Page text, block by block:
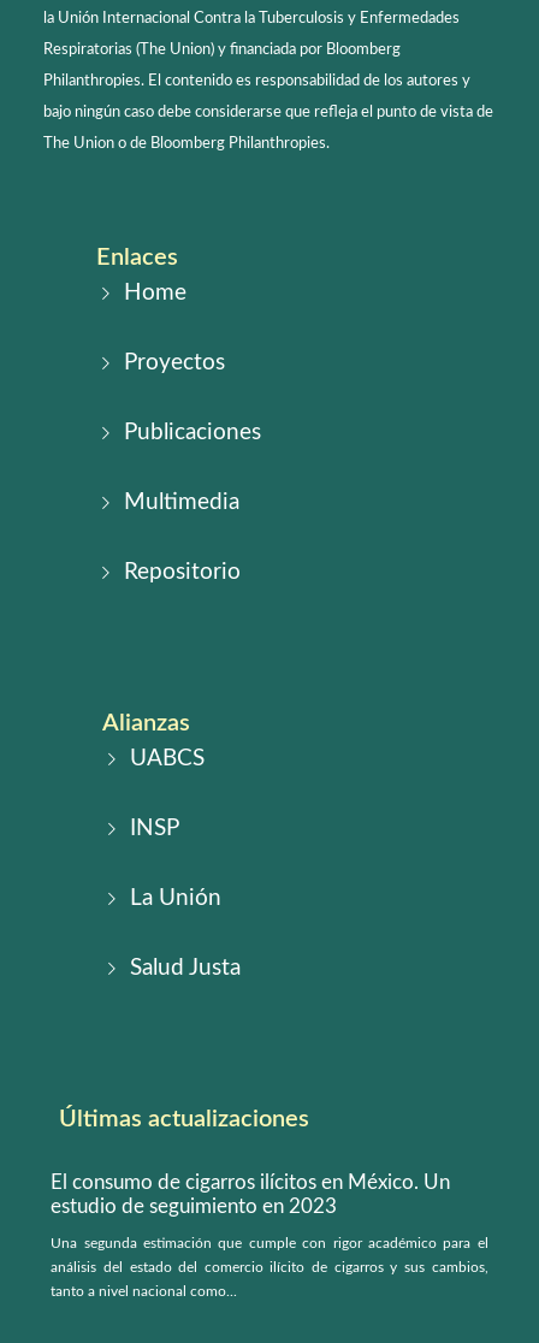
la Unión Internacional Contra la Tuberculosis y Enfermedades
Respiratorias (The Union) y financiada por Bloomberg
Philanthropies. El contenido es responsabilidad de los autores y
bajo ningún caso debe considerarse que refleja el punto de vista de
The Union o de Bloomberg Philanthropies.
Enlaces
Home
Proyectos
Publicaciones
Multimedia
Repositorio
Alianzas
UABCS
INSP
La Unión
Salud Justa
Últimas actualizaciones
El consumo de cigarros ilícitos en México. Un
estudio de seguimiento en 2023
Una segunda estimación que cumple con rigor académico para el
análisis del estado del comercio ilícito de cigarros y sus cambios,
tanto a nivel nacional como...